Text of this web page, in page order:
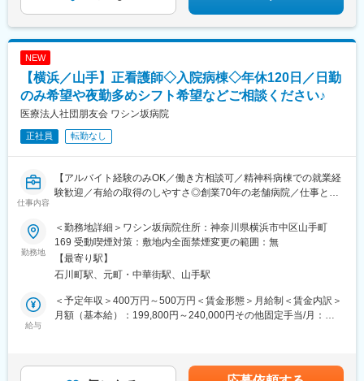
勤希望者への年間の支援あり（規定有）☆マイカー通勤手当あり
NEW
【横浜／山手】正看護師◇入院病棟◇年休120日／日勤
のみ希望や夜勤多めシフト希望などご相談ください♪
医療法人社団朋友会 ワシン坂病院
正社員 転勤なし
仕事内容
【アルバイト経験のみOK／働き方相談可／精神科病棟での就業経
験歓迎／有給の取得のしやすさ◎創業70年の老舗病院／仕事と子
■職務内容：
当病院の看護師としてご活躍いただきます。
・入院患者のケア
・医療処置の実施
・薬剤管理
・患者とその家族のサポート
年休120日、有給もとりやすく、残業がほぼ発生しないため、家
勤務地
＜勤務地詳細＞ワシン坂病院住所：神奈川県横浜市中区山手町
169 受動喫煙対策：敷地内全面禁煙変更の範囲：無
【最寄り駅】
石川町駅、元町・中華街駅、山手駅
給与
＜予定年収＞400万円～500万円＜賃金形態＞月給制＜賃金内訳＞
月額（基本給）：199,800円～240,000円その他固定手当/月：
手当：調整手当6,000円、病棟手当23,000円■記載の月給に含まれ